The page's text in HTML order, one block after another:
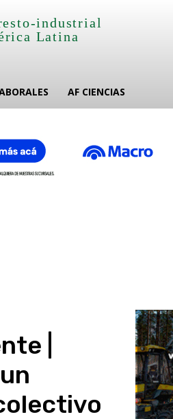
industrial
Latina
AF CIENCIAS
|